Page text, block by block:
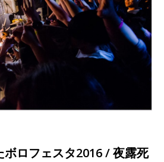
ボロフェスタ2016 / 夜露死